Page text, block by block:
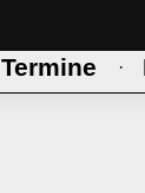
Termine ·